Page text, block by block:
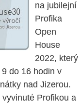
na ju­bi­lej­ní
Pro­fi­ka
Open
House
2022, který
do 16 hodin v
nad Ji­ze­rou.
Pro­fi­kou a